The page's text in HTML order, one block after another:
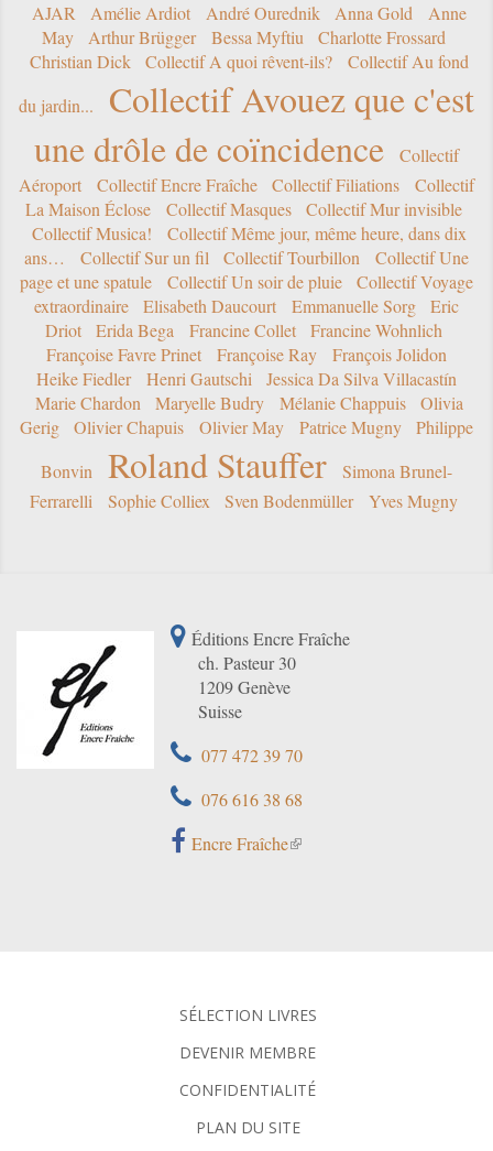
AJAR Amélie Ardiot André Ourednik Anna Gold
Anne
May
Arthur Brügger Bessa Myftiu
Charlotte Frossard
Christian Dick
Collectif A quoi rêvent-ils?
Collectif Au fond
du jardin...
Collectif Avouez que c'est
une drôle de coïncidence
Collectif
Aéroport
Collectif Encre Fraîche Collectif Filiations
Collectif
La Maison Éclose
Collectif Masques
Collectif Mur invisible
Collectif Musica!
Collectif Même jour, même heure, dans dix
ans…
Collectif Sur un fil Collectif Tourbillon
Collectif Une
page et une spatule
Collectif Un soir de pluie
Collectif Voyage
extraordinaire
Elisabeth Daucourt Emmanuelle Sorg
Eric
Driot
Erida Bega Francine Collet
Francine Wohnlich
Françoise Favre Prinet
Françoise Ray
François Jolidon
Heike Fiedler
Henri Gautschi
Jessica Da Silva Villacastín
Marie Chardon
Maryelle Budry Mélanie Chappuis
Olivia
Gerig
Olivier Chapuis Olivier May Patrice Mugny
Philippe
Bonvin
Roland Stauffer
Simona Brunel-
Ferrarelli
Sophie Colliex Sven Bodenmüller Yves Mugny
Éditions Encre Fraîche
ch. Pasteur 30
1209 Genève
Suisse
077 472 39 70
076 616 38 68
Encre Fraîche
SÉLECTION LIVRES
DEVENIR MEMBRE
CONFIDENTIALITÉ
PLAN DU SITE